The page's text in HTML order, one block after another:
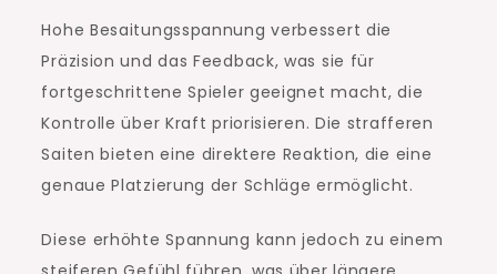
Hohe Besaitungsspannung verbessert die
Präzision und das Feedback, was sie für
fortgeschrittene Spieler geeignet macht, die
Kontrolle über Kraft priorisieren. Die strafferen
Saiten bieten eine direktere Reaktion, die eine
genaue Platzierung der Schläge ermöglicht.
Diese erhöhte Spannung kann jedoch zu einem